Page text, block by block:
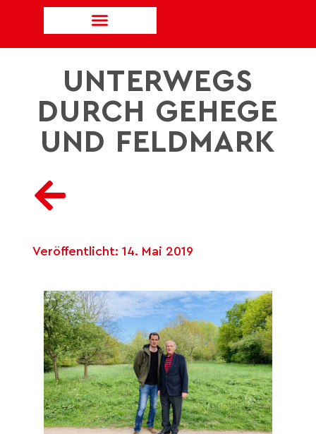
UNTERWEGS
DURCH GEHEGE
UND FELDMARK
Veröffentlicht: 14. Mai 2019